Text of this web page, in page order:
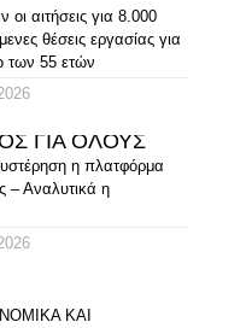
αιτήσεις για 8.000
θέσεις εργασίας για
των 55 ετών
ΓΙΑ ΟΛΟΥΣ
η πλατφόρμα
– Αναλυτικά η
ΚΑΙ